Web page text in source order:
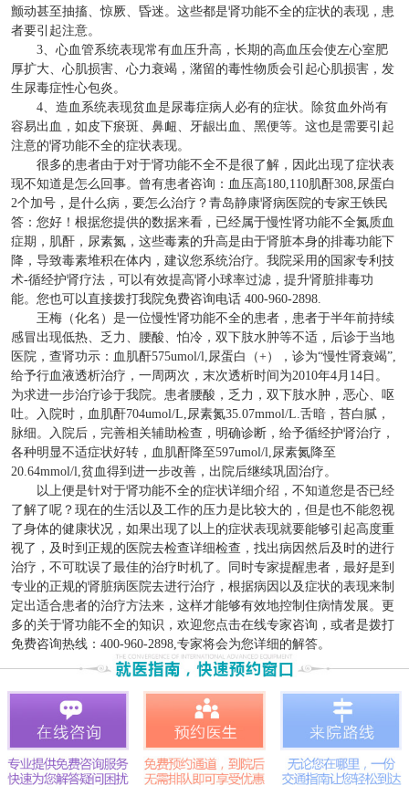
颤动甚至抽搐、惊厥、昏迷。这些都是肾功能不全的症状的表现，患
者要引起注意。
3、心血管系统表现常有血压升高，长期的高血压会使左心室肥
厚扩大、心肌损害、心力衰竭，潴留的毒性物质会引起心肌损害，发
生尿毒症性心包炎。
4、造血系统表现贫血是尿毒症病人必有的症状。除贫血外尚有
容易出血，如皮下瘀斑、鼻衄、牙龈出血、黑便等。这也是需要引起
注意的肾功能不全的症状表现。
很多的患者由于对于肾功能不全不是很了解，因此出现了症状表
现不知道是怎么回事。曾有患者咨询：血压高180,110肌酐308,尿蛋白
2个加号，是什么病，要怎么治疗？青岛静康肾病医院的专家王铁民
答：您好！根据您提供的数据来看，已经属于慢性肾功能不全氮质血
症期，肌酐，尿素氮，这些毒素的升高是由于肾脏本身的排毒功能下
降，导致毒素堆积在体内，建议您系统治疗。我院采用的国家专利技
术-循经护肾疗法，可以有效提高肾小球率过滤，提升肾脏排毒功
能。您也可以直接拨打我院免费咨询电话 400-960-2898.
王梅（化名）是一位慢性肾功能不全的患者，患者于半年前持续
感冒出现低热、乏力、腰酸、怕冷，双下肢水肿等不适，后诊于当地
医院，查肾功示：血肌酐575umol/l,尿蛋白（+），诊为“慢性肾衰竭”,
给予行血液透析治疗，一周两次，末次透析时间为2010年4月14日。
为求进一步治疗诊于我院。患者腰酸，乏力，双下肢水肿，恶心、呕
吐。入院时，血肌酐704umol/L,尿素氮35.07mmol/L.舌暗，苔白腻，
脉细。入院后，完善相关辅助检查，明确诊断，给予循经护肾治疗，
各种明显不适症状好转，血肌酐降至597umol/l,尿素氮降至
20.64mmol/l,贫血得到进一步改善，出院后继续巩固治疗。
以上便是针对于肾功能不全的症状详细介绍，不知道您是否已经
了解了呢？现在的生活以及工作的压力是比较大的，但是也不能忽视
了身体的健康状况，如果出现了以上的症状表现就要能够引起高度重
视了，及时到正规的医院去检查详细检查，找出病因然后及时的进行
治疗，不可耽误了最佳的治疗时机了。同时专家提醒患者，最好是到
专业的正规的肾脏病医院去进行治疗，根据病因以及症状的表现来制
定出适合患者的治疗方法来，这样才能够有效地控制住病情发展。更
多的关于肾功能不全的知识，欢迎您点击在线专家咨询，或者是拨打
免费咨询热线：400-960-2898,专家将会为您详细的解答。